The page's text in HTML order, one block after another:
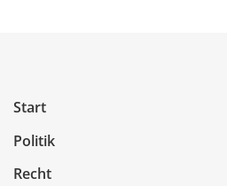
Start
Politik
Recht